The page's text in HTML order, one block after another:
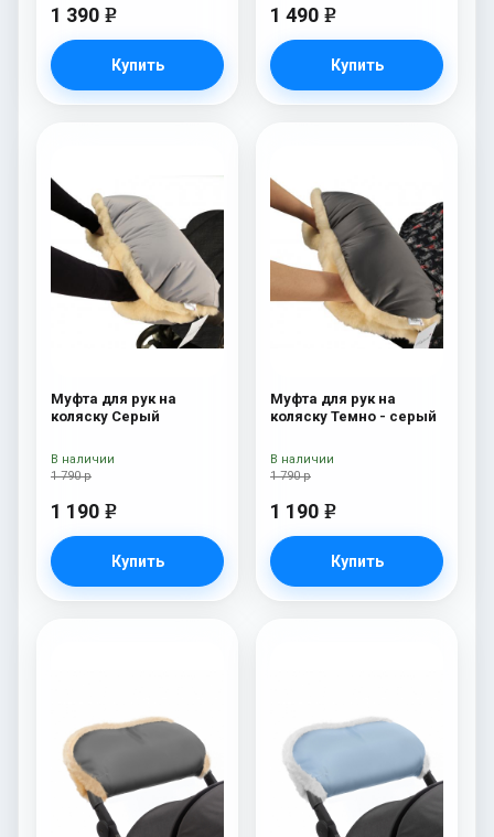
1 390 e
Купить
1 490 e
Купить
Муфта для рук на
коляску Серый
1 790 р
1 190 e
Купить
В наличии
Муфта для рук на
коляску Темно - серый
1 790 р
1 190 e
Купить
В наличии